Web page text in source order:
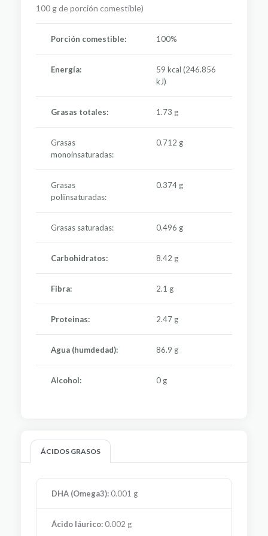
100 g de porción comestible)
Porción comestible: 100%
Energía:
59 kcal (246.856
kJ)
Grasas totales: 1.73 g
Grasas
monoinsaturadas:
0.712 g
Grasas
poliinsaturadas:
0.374 g
Grasas saturadas: 0.496 g
Carbohidratos: 8.42 g
Fibra: 2.1 g
Proteinas: 2.47 g
Agua (humdedad): 86.9 g
Alcohol: 0 g
ÁCIDOS GRASOS
DHA (Omega3): 0.001 g
Ácido láurico: 0.002 g